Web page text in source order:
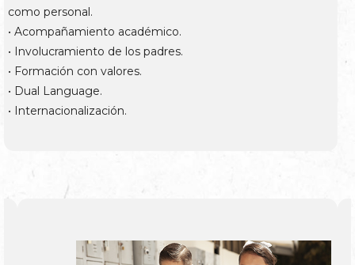
como personal.
• Acompañamiento académico.
• Involucramiento de los padres.
• Formación con valores.
• Dual Language.
• Internacionalización.